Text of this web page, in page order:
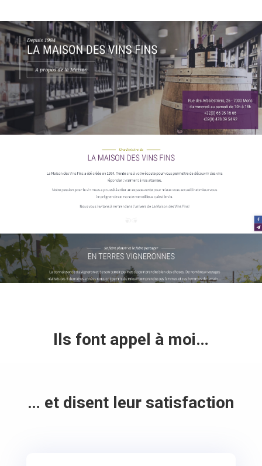
Ils font appel à moi…
… et disent leur satisfaction